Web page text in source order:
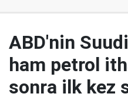
ABD'nin
ham petrol
sonra ilk kez